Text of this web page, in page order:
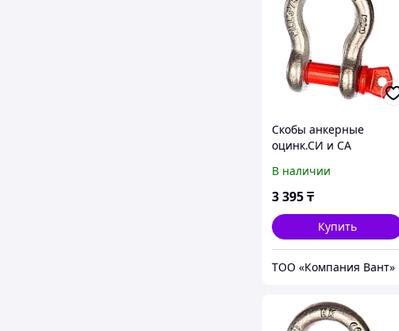
Скобы анкерные
оцинк.СИ и СА
В наличии
3 395₸
Купить
ТОО «Компания Вант»